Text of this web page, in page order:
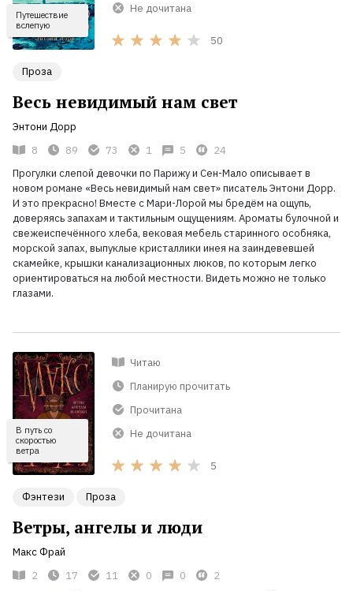
Путешествие
вслепую
Не дочитана
50
Проза
Весь невидимый нам свет
Энтони Дорр
8
89 73 1 5
24
Прогулки слепой девочки по Парижу и Сен-Мало описывает в
новом романе «Весь невидимый нам свет» писатель Энтони Дорр.
И это прекрасно! Вместе с Мари-Лорой мы бредём на ощупь,
доверяясь запахам и тактильным ощущениям. Ароматы булочной и
свежеиспечённого хлеба, вековая мебель старинного особняка,
морской запах, выпуклые кристаллики инея на заиндевевшей
скамейке, крышки канализационных люков, по которым легко
ориентироваться на любой местности. Видеть можно не только
глазами.
В путь со
скоростью
ветра
Читаю
Планирую прочитать
Прочитана
Не дочитана
5
Фэнтези Проза
Ветры, ангелы и люди
Макс Фрай
2
17 11 0 0
2